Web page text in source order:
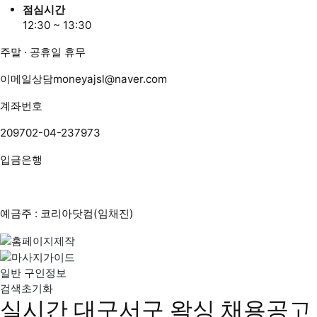
점심시간
12:30 ~ 13:30
주말 · 공휴일 휴무
이메일상담moneyajsl@naver.com
계좌번호
209702-04-237973
입금은행
예금주 : 코리아닷컴(임채진)
일반 구인정보
검색초기화
실시간 대구서구 왁싱 채용공고